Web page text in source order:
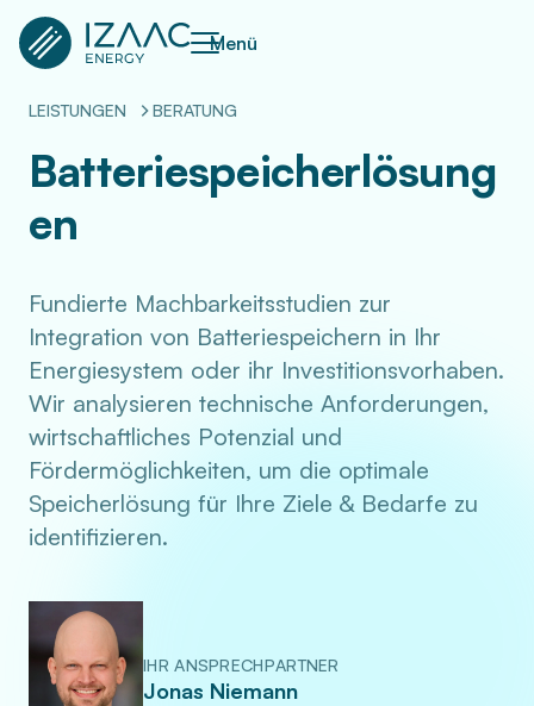
Menü
LEISTUNGEN BERATUNG
Batteriespeicherlösung
en
Fundierte Machbarkeitsstudien zur
Integration von Batteriespeichern in Ihr
Energiesystem oder ihr Investitionsvorhaben.
Wir analysieren technische Anforderungen,
wirtschaftliches Potenzial und
Fördermöglichkeiten, um die optimale
Speicherlösung für Ihre Ziele & Bedarfe zu
identifizieren.
IHR ANSPRECHPARTNER
Jonas Niemann